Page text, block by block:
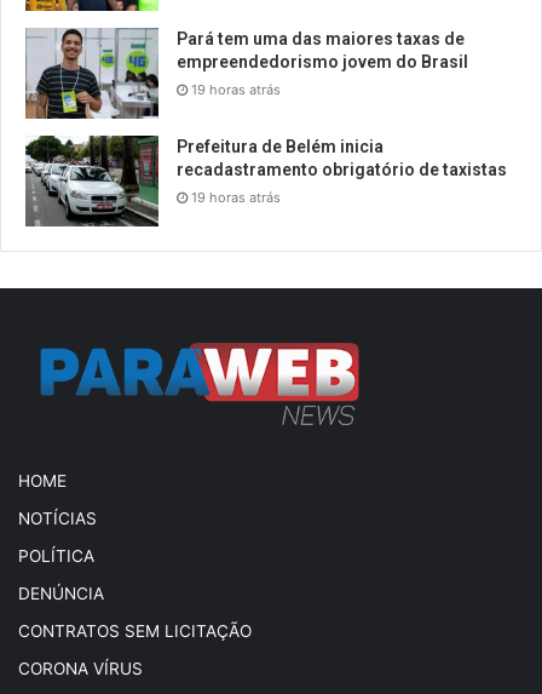
Pará tem uma das maiores taxas de
empreendedorismo jovem do Brasil
19 horas atrás
Prefeitura de Belém inicia
recadastramento obrigatório de taxistas
19 horas atrás
HOME
NOTÍCIAS
POLÍTICA
DENÚNCIA
CONTRATOS SEM LICITAÇÃO
CORONA VÍRUS